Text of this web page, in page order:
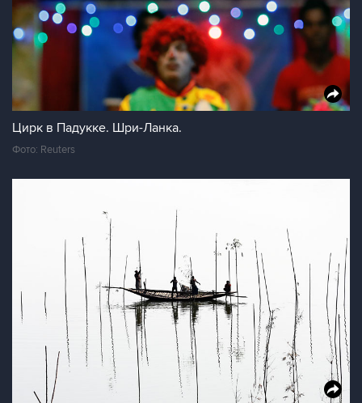
Цирк в Падукке. Шри-Ланка.
Фото: Reuters